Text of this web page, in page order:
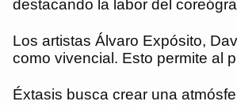
destacando la labor del
Los artistas Álvaro Expósito,
como vivencial. Esto permite al
Éxtasis busca crear una